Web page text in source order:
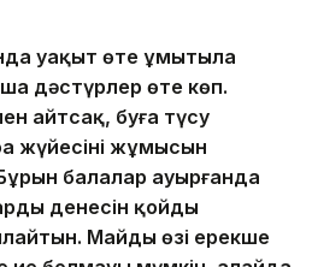
уақыт өте ұмытыла
дәстүрлер өте көп.
айтсақ, буға түсу
жүйесінің жұмысын
балалар ауырғанда
денесін қойдың
Майдың өзі ерекше